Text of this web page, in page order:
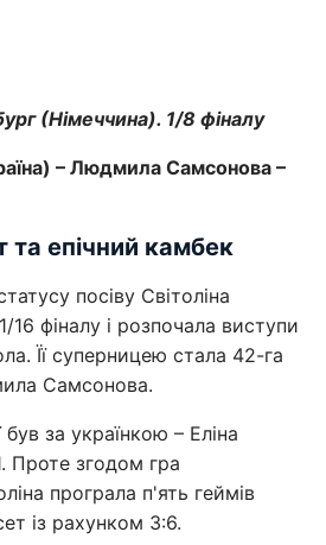
(Німеччина). 1/8 фіналу
– Людмила Самсонова –
та епічний камбек
посіву Світоліна
16 фіналу і розпочала виступи
Її суперницею стала 42-га
Самсонова.
за українкою – Еліна
Проте згодом гра
програла п'ять геймів
із рахунком 3:6.